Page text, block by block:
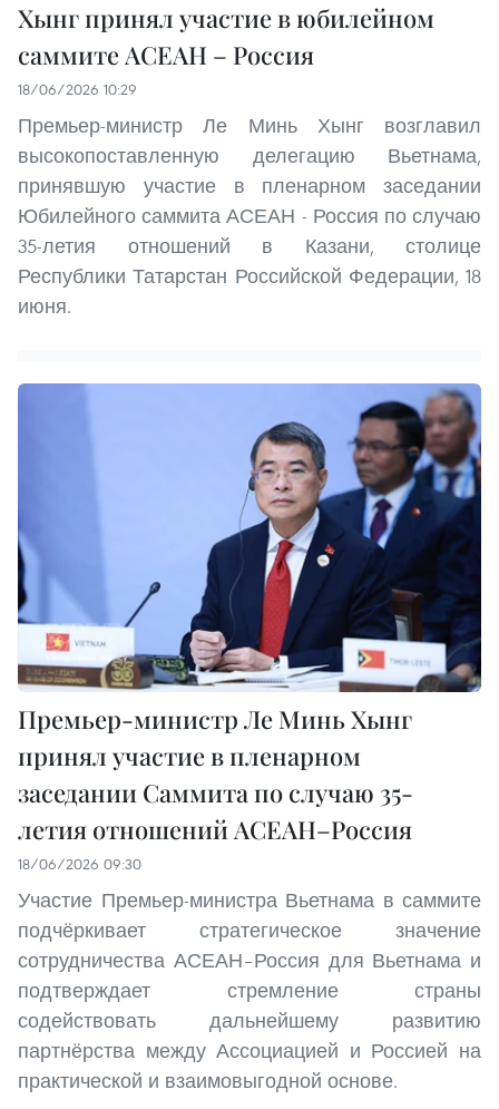
Хынг принял участие в юбилейном
саммите АСЕАН – Россия
18/06/2026 10:29
Премьер-министр Ле Минь Хынг возглавил
высокопоставленную делегацию Вьетнама,
принявшую участие в пленарном заседании
Юбилейного саммита АСЕАН - Россия по случаю
35-летия отношений в Казани, столице
Республики Татарстан Российской Федерации, 18
июня.
Премьер-министр Ле Минь Хынг
принял участие в пленарном
заседании Саммита по случаю 35-
летия отношений АСЕАН–Россия
18/06/2026 09:30
Участие Премьер-министра Вьетнама в саммите
подчёркивает стратегическое значение
сотрудничества АСЕАН–Россия для Вьетнама и
подтверждает стремление страны
содействовать дальнейшему развитию
партнёрства между Ассоциацией и Россией на
практической и взаимовыгодной основе.